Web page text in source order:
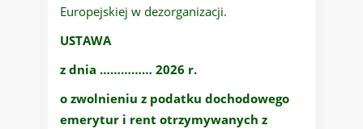
Europejskiej w dezorganizacji.
USTAWA
z dnia …………… 2026 r.
o zwolnieniu z podatku dochodowego
emerytur i rent otrzymywanych z